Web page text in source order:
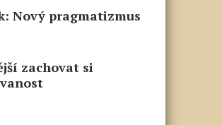
Nový pragmatizmus
zachovat si